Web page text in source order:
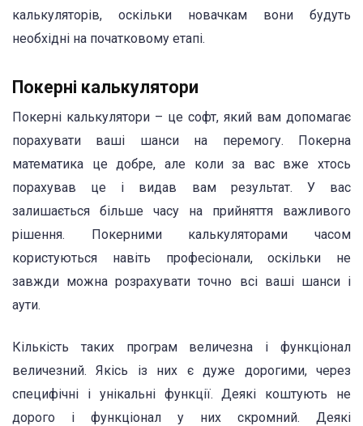
калькуляторів, оскільки новачкам вони будуть
необхідні на початковому етапі.
Покерні калькулятори
Покерні калькулятори – це софт, який вам допомагає
порахувати ваші шанси на перемогу. Покерна
математика це добре, але коли за вас вже хтось
порахував це і видав вам результат. У вас
залишається більше часу на прийняття важливого
рішення. Покерними калькуляторами часом
користуються навіть професіонали, оскільки не
завжди можна розрахувати точно всі ваші шанси і
аути.
Кількість таких програм величезна і функціонал
величезний. Якісь із них є дуже дорогими, через
специфічні і унікальні функції. Деякі коштують не
дорого і функціонал у них скромний. Деякі